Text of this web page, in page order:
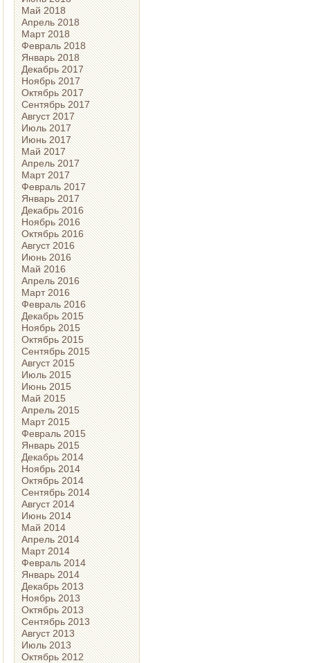
Май 2018
Апрель 2018
Март 2018
Февраль 2018
Январь 2018
Декабрь 2017
Ноябрь 2017
Октябрь 2017
Сентябрь 2017
Август 2017
Июль 2017
Июнь 2017
Май 2017
Апрель 2017
Март 2017
Февраль 2017
Январь 2017
Декабрь 2016
Ноябрь 2016
Октябрь 2016
Август 2016
Июнь 2016
Май 2016
Апрель 2016
Март 2016
Февраль 2016
Декабрь 2015
Ноябрь 2015
Октябрь 2015
Сентябрь 2015
Август 2015
Июль 2015
Июнь 2015
Май 2015
Апрель 2015
Март 2015
Февраль 2015
Январь 2015
Декабрь 2014
Ноябрь 2014
Октябрь 2014
Сентябрь 2014
Август 2014
Июнь 2014
Май 2014
Апрель 2014
Март 2014
Февраль 2014
Январь 2014
Декабрь 2013
Ноябрь 2013
Октябрь 2013
Сентябрь 2013
Август 2013
Июль 2013
Октябрь 2012